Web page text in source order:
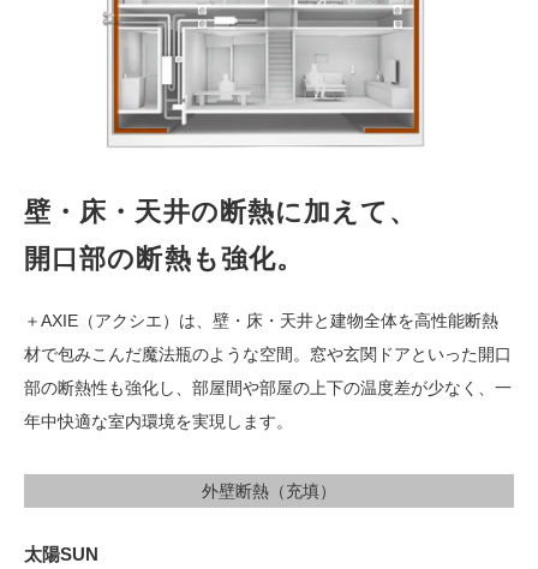
壁・床・天井の断熱に加えて、
開口部の断熱も強化。
＋AXIE（アクシエ）は、壁・床・天井と建物全体を高性能断熱
材で包みこんだ魔法瓶のような空間。窓や玄関ドアといった開口
部の断熱性も強化し、部屋間や部屋の上下の温度差が少なく、一
年中快適な室内環境を実現します。
外壁断熱（充填）
太陽SUN